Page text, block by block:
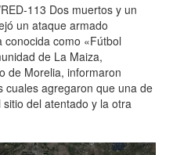
113 Dos muertos y un
un ataque armado
conocida como «Fútbol
de La Maiza,
de Morelia, informaron
cuales agregaron que una de
del atentado y la otra